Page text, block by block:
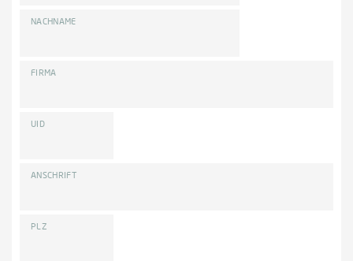
NACHNAME
FIRMA
UID
ANSCHRIFT
PLZ